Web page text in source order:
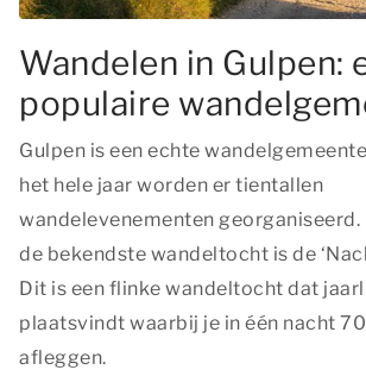
Wandelen in Gulpen:
populaire
Gulpen is een echte
het hele jaar worden er tientallen
wandelevenementen georganiseerd.
de bekendste wandeltocht is de
Dit is een flinke wandeltocht dat
plaatsvindt waarbij je in één nacht
afleggen.